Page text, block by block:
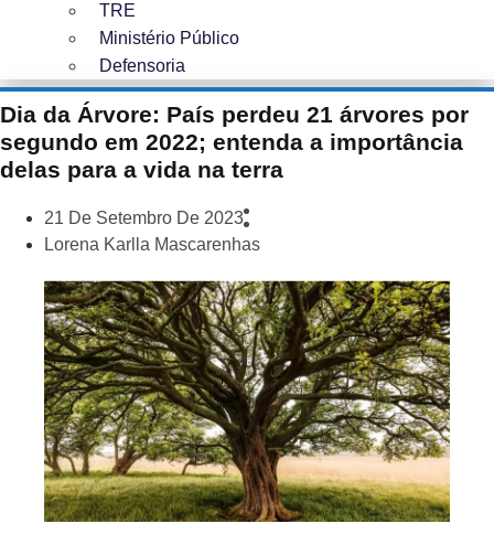
TRE
Ministério Público
Defensoria
Dia da Árvore: País perdeu 21 árvores por
segundo em 2022; entenda a importância
delas para a vida na terra
21 De Setembro De 2023
Lorena Karlla Mascarenhas